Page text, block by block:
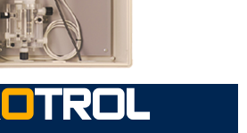
O TROL